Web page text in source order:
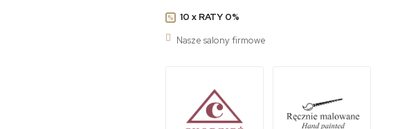
%
10 x RATY 0%
Nasze salony firmowe